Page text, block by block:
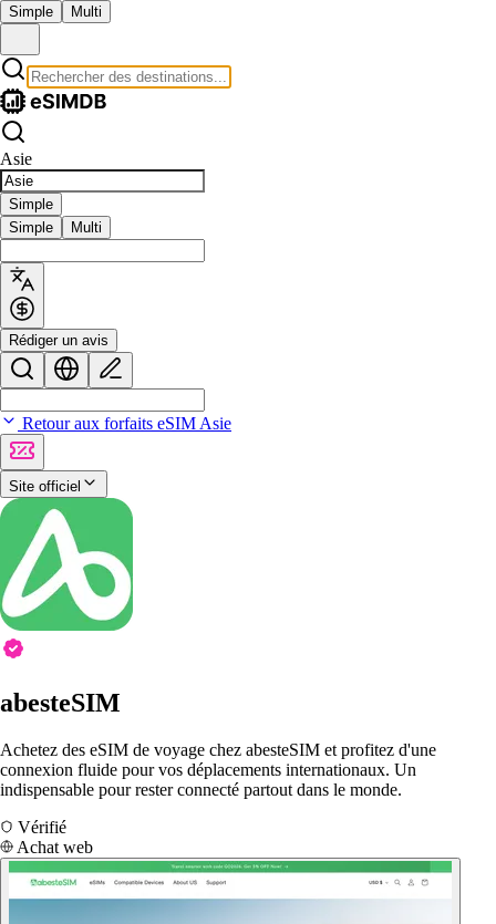
Simple Multi
Asie
Simple
Simple
Multi
Rédiger un avis
Retour aux forfaits eSIM Asie
Site officiel
abesteSIM
Achetez des eSIM de voyage chez abesteSIM et profitez d'une
connexion fluide pour vos déplacements internationaux. Un
indispensable pour rester connecté partout dans le monde.
Vérifié
Achat web